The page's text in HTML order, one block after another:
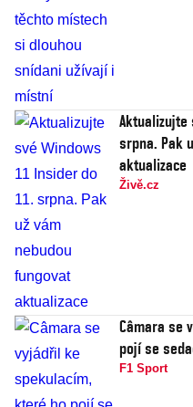
Aktualizujte
srpna. Pak
aktualizace
Živě.cz
Câmara se
pojí se
F1 Sport